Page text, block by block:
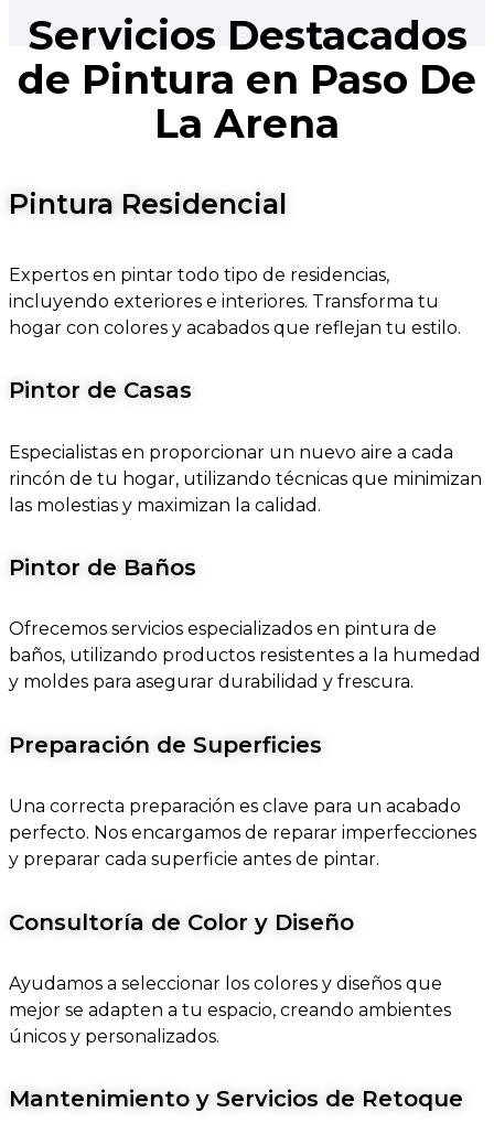
Servicios Destacados
de Pintura en Paso De
La Arena
Pintura Residencial
Expertos en pintar todo tipo de residencias,
incluyendo exteriores e interiores. Transforma tu
hogar con colores y acabados que reflejan tu estilo.
Pintor de Casas
Especialistas en proporcionar un nuevo aire a cada
rincón de tu hogar, utilizando técnicas que minimizan
las molestias y maximizan la calidad.
Pintor de Baños
Ofrecemos servicios especializados en pintura de
baños, utilizando productos resistentes a la humedad
y moldes para asegurar durabilidad y frescura.
Preparación de Superficies
Una correcta preparación es clave para un acabado
perfecto. Nos encargamos de reparar imperfecciones
y preparar cada superficie antes de pintar.
Consultoría de Color y Diseño
Ayudamos a seleccionar los colores y diseños que
mejor se adapten a tu espacio, creando ambientes
únicos y personalizados.
Mantenimiento y Servicios de Retoque